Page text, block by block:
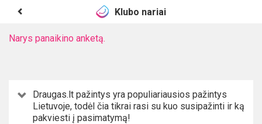
Klubo nariai
Narys panaikino anketą.
Draugas.lt pažintys yra populiariausios pažintys
Lietuvoje, todėl čia tikrai rasi su kuo susipažinti ir ką
pakviesti į pasimatymą!